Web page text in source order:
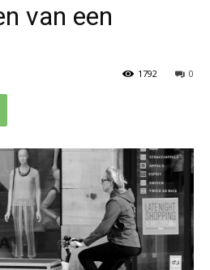
van een
0
1792